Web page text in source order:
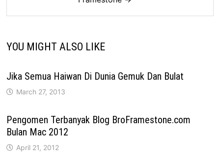
YOU MIGHT ALSO LIKE
Jika Semua Haiwan Di Dunia Gemuk Dan Bulat
March 27, 2013
Pengomen Terbanyak Blog BroFramestone.com
Bulan Mac 2012
April 21, 2012